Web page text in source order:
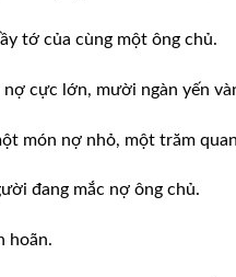
tớ của cùng một ông chủ.
cực lớn, mười ngàn yến
món nợ nhỏ, một trăm
đang mắc nợ ông chủ.
hoãn.